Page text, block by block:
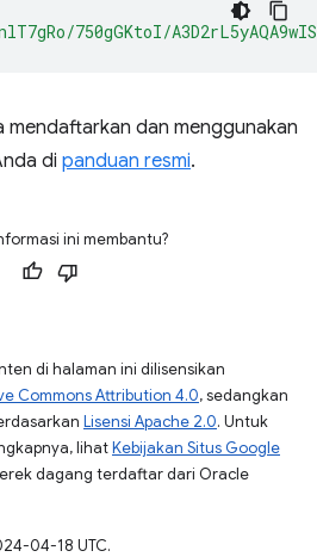
750gGKtoI/
mendaftarkan dan menggunakan
di panduan resmi.
ini membantu?
di halaman ini dilisensikan
Commons Attribution 4.0, sedangkan
Lisensi Apache 2.0. Untuk
lihatKebijakan Situs Google
dagang terdaftar dari Oracle
04-18 UTC.